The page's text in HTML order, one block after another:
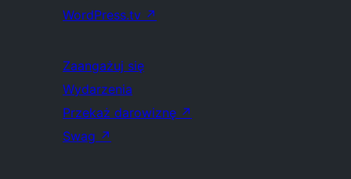
WordPress.tv ↗
Zaangażuj się
Wydarzenia
Przekaż darowiznę ↗
Swag ↗